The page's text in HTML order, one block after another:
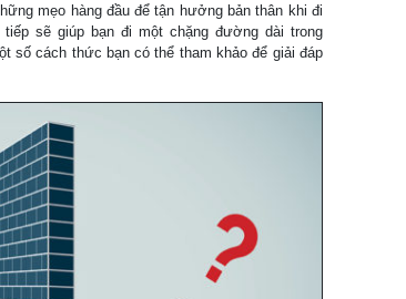
mẹo hàng đầu để tận hưởng bản thân khi đi
sẽ giúp bạn đi một chặng đường dài trong
số cách thức bạn có thể tham khảo để giải đáp